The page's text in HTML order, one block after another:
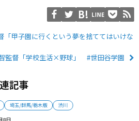
LINE
「甲子園に行くという夢を捨ててはいけな
監督「学校生活×野球」 #世田谷学園
記事
埼玉/群馬/栃木版 渋川